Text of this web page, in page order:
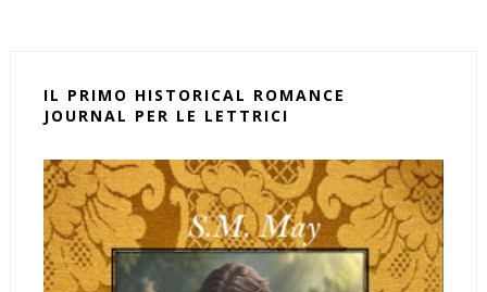
IL PRIMO HISTORICAL ROMANCE
JOURNAL PER LE LETTRICI